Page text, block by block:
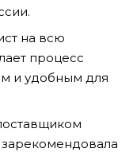
на всю
процесс
и удобным для